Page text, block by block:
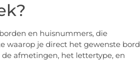
en huisnummers, die
waarop je direct het gewenste bord
afmetingen, het lettertype, en